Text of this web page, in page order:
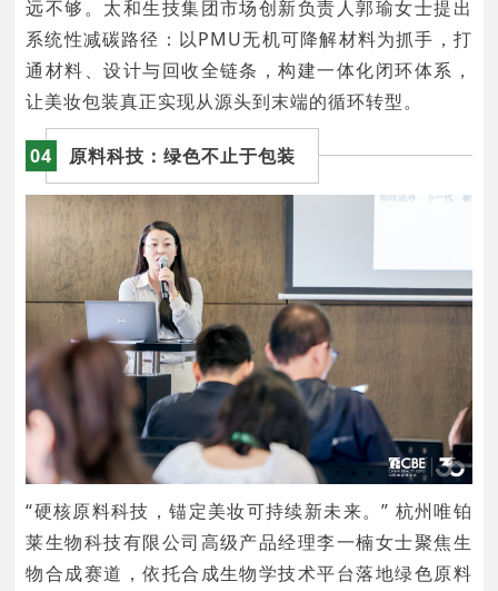
远不够。太和生技集团市场创新负责人郭瑜女士提出
系统性减碳路径：以PMU无机可降解材料为抓手，打
通材料、设计与回收全链条，构建一体化闭环体系，
让美妆包装真正实现从源头到末端的循环转型。
04 原料科技：绿色不止于包装
“硬核原料科技，锚定美妆可持续新未来。” 杭州唯铂
莱生物科技有限公司高级产品经理李一楠女士聚焦生
物合成赛道，依托合成生物学技术平台落地绿色原料